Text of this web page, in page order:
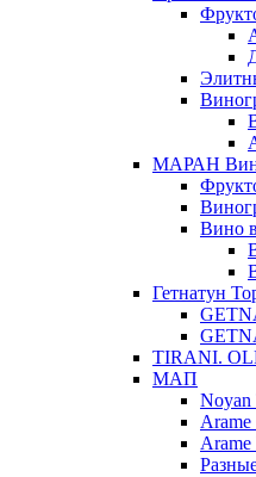
МАРАН
Вино
Гетнатун
TIRANI.
МАП
Noyan